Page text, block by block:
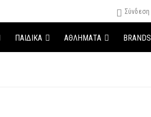
Σύνδεση
ΠΑΙΔΙΚΑ ΑΘΛΗΜΑΤΑ BRANDS